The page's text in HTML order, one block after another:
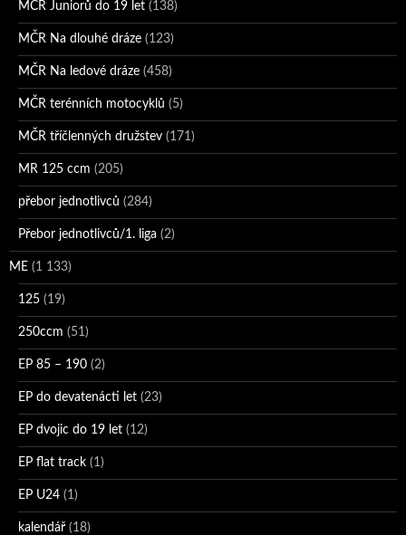
MČR Juniorů do 19 let (138)
MČR Na dlouhé dráze (123)
MČR Na ledové dráze (458)
MČR terénních motocyklů (5)
MČR tříčlenných družstev (171)
MR 125 ccm (205)
přebor jednotlivců (284)
Přebor jednotlivců/1. liga (2)
ME (1 133)
125 (19)
250ccm (51)
EP 85 – 190 (2)
EP do devatenácti let (23)
EP dvojic do 19 let (12)
EP flat track (1)
EP U24 (1)
kalendář (18)